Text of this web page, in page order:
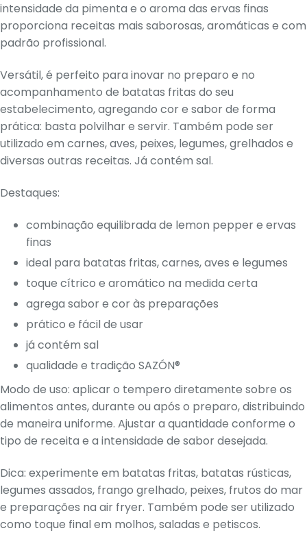
intensidade da pimenta e o aroma das ervas finas
proporciona receitas mais saborosas, aromáticas e com
padrão profissional.
Versátil, é perfeito para inovar no preparo e no
acompanhamento de batatas fritas do seu
estabelecimento, agregando cor e sabor de forma
prática: basta polvilhar e servir. Também pode ser
utilizado em carnes, aves, peixes, legumes, grelhados e
diversas outras receitas. Já contém sal.
Destaques:
combinação equilibrada de lemon pepper e ervas
finas
ideal para batatas fritas, carnes, aves e legumes
toque cítrico e aromático na medida certa
agrega sabor e cor às preparações
prático e fácil de usar
já contém sal
qualidade e tradição SAZÓN®
Modo de uso: aplicar o tempero diretamente sobre os
alimentos antes, durante ou após o preparo, distribuindo
de maneira uniforme. Ajustar a quantidade conforme o
tipo de receita e a intensidade de sabor desejada.
Dica: experimente em batatas fritas, batatas rústicas,
legumes assados, frango grelhado, peixes, frutos do mar
e preparações na air fryer. Também pode ser utilizado
como toque final em molhos, saladas e petiscos.